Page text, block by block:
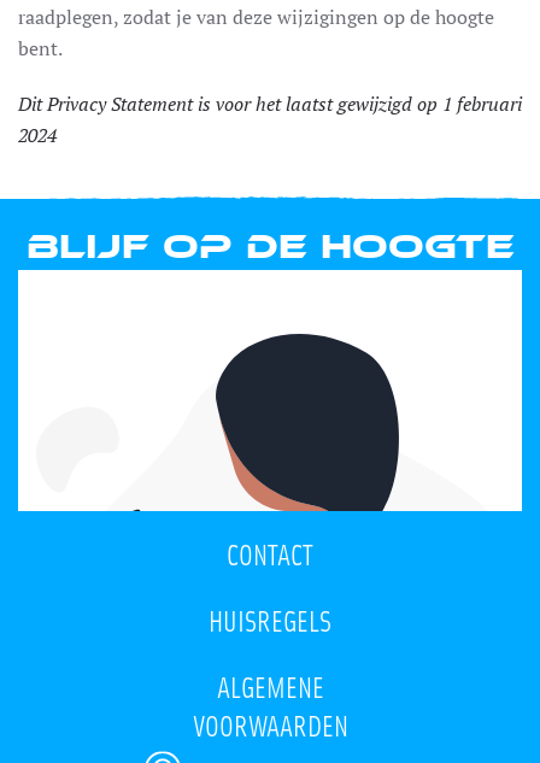
raadplegen, zodat je van deze wijzigingen op de hoogte
bent.
Dit Privacy Statement is voor het laatst gewijzigd op 1 februari
2024
Blijf op de hoogte
CONTACT
HUISREGELS
ALGEMENE
VOORWAARDEN